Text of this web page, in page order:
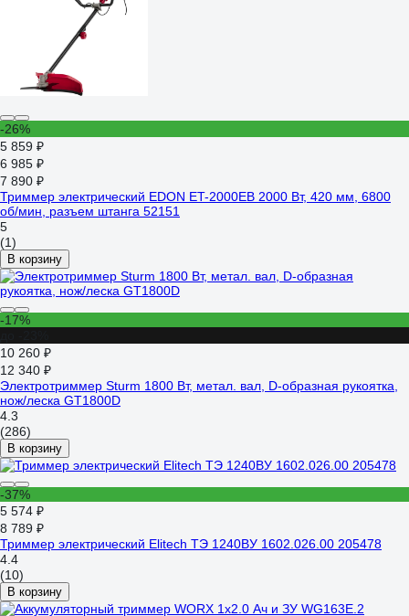
-26%
5 859 ₽
6 985 ₽
7 890 ₽
Триммер электрический EDON ET-2000EB 2000 Вт, 420 мм, 6800
об/мин, разъем штанга 52151
5
(1)
В корзину
-17%
10 260 ₽
12 340 ₽
Электротриммер Sturm 1800 Вт, метал. вал, D-образная рукоятка,
нож/леска GT1800D
4.3
(286)
В корзину
-37%
5 574 ₽
8 789 ₽
Триммер электрический Elitech ТЭ 1240ВУ 1602.026.00 205478
4.4
(10)
В корзину